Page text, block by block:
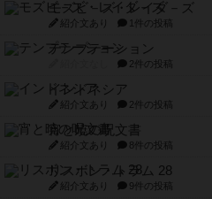
モズビ－ズ・レイダ－ズ
紹介文あり 1件の投稿
テンプテーション
2件の投稿
インドネシア
紹介文あり 2件の投稿
宵と暁の呪文書
紹介文あり 8件の投稿
リスボン・トラム 28
紹介文あり 9件の投稿